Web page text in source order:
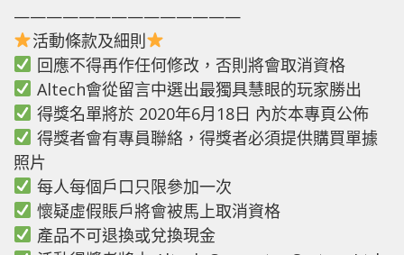
——————————————
活動條款及細則
回應不得再作任何修改，否則將會取消資格
Altech會從留言中選出最獨具慧眼的玩家勝出
得獎名單將於 2020年6月18日 內於本專頁公佈
得獎者會有專員聯絡，得獎者必須提供購買單據
照片
每人每個戶口只限參加一次
懷疑虛假賬戶將會被馬上取消資格
產品不可退換或兌換現金